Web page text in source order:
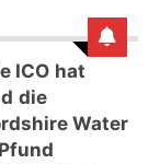
ICO hat
die
Water